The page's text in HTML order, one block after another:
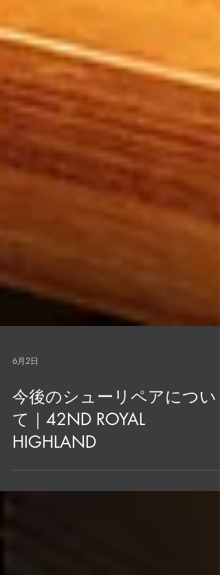
6月2日
今後のシューリペアについ
て｜42ND ROYAL
HIGHLAND